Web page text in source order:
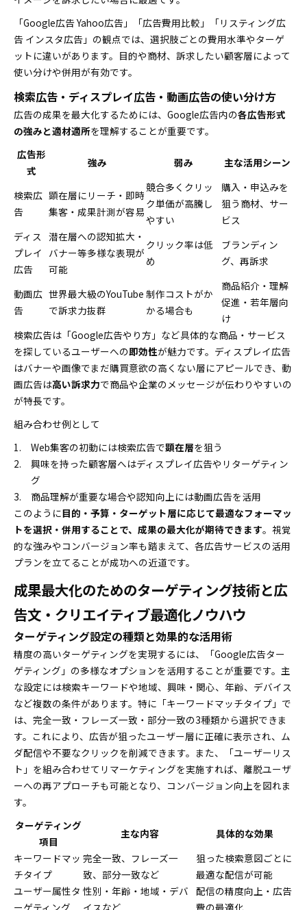
「Google広告 Yahoo広告」「広告費用比較」「リスティング広
告 インスタ広告」の観点では、選択肢ごとの費用水準やターゲ
ットに違いがあります。目的や商材、訴求したい顧客層によって
使い分けや併用が有効です。
検索広告・ディスプレイ広告・動画広告の使い分け方
広告の成果を最大化するためには、Google広告内の各広告形式
の強みと適材適所を理解することが重要です。
広告形
式
強み 弱み 主な活用シーン
検索広
告
顕在層にリーチ・即時
集客・成果計測が容易
競合多くクリッ
ク単価が高騰し
やすい
購入・申込みを
狙う商材、サー
ビス
ディス
プレイ
広告
潜在層への認知拡大・
バナー等多様な表現が
可能
クリック率は低
め
ブランディン
グ、再訴求
動画広
告
世界最大級のYouTube
で訴求力抜群
制作コストがか
かる場合も
商品紹介・理解
促進・若年層向
け
検索広告は「Google広告やり方」など具体的な商品・サービス
を探しているユーザーへの即効性が魅力です。ディスプレイ広告
はバナーや画像でまだ購買意欲の高くない層にアピールでき、動
画広告は高い訴求力で商品や企業のメッセージが伝わりやすいの
が特長です。
組み合わせ例として
Web集客の初動には検索広告で顕在層を狙う
興味を持った顧客層へはディスプレイ広告やリターゲティン
グ
商品理解が重要な場合や認知向上には動画広告を活用
このように目的・予算・ターゲット層に応じて最適なフォーマッ
トを選択・併用することで、成果の最大化が期待できます。視覚
的な強みやコンバージョン率も踏まえて、各広告サービスの活用
プランを立てることが成功への近道です。
成果最大化のためのターゲティング技術と広
告文・クリエイティブ最適化ノウハウ
ターゲティング設定の種類と効果的な活用術
精度の高いターゲティングを実現するには、「Google広告ター
ゲティング」の多様なオプションを活用することが重要です。主
な設定には検索キーワードや地域、興味・関心、年齢、デバイス
など複数の条件があります。特に「キーワードマッチタイプ」で
は、完全一致・フレーズ一致・部分一致の3種類から選択できま
す。これにより、広告が狙ったユーザー層に正確に表示され、ム
ダ配信や不要なクリックを削減できます。また、「ユーザーリス
ト」を組み合わせてリマーケティングを実施すれば、離脱ユーザ
ーへの再アプローチも可能となり、コンバージョン向上を図れま
す。
ターゲティング
項目
主な内容
具体的な効果
キーワードマッ
チタイプ
完全一致、フレーズ一
致、部分一致など
狙った検索意図ごとに
最適な配信が可能
ユーザー属性タ
ーゲティング
性別・年齢・地域・デバ
イスなど
配信の精度向上・広告
費の最適化